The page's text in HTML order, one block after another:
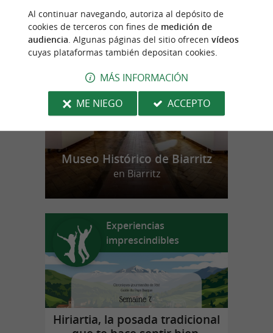
n
u
e
s
t
r
o
f
a
v
o
r
i
t
o
Museo Histórico de Biarritz
en Biarritz
Experiencias
imprescindibles
Hiriartia, la posada tradicional
Al continuar navegando, autoriza al depósito de
cookies de terceros con fines de medición de
audiencia . Algunas páginas del sitio ofrecen vídeos
cuyas plataformas también depositan cookies.
MÁS INFORMACIÓN
ME NIEGO
ACCEPTO